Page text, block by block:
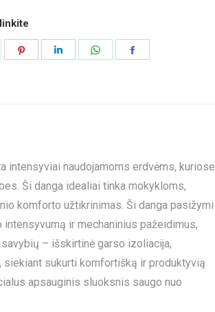
Share
intensyviai naudojamoms erdvėms, kuriose
Ši danga idealiai tinka mokykloms,
komforto užtikrinimas. Ši danga pasižymi
ir mechaninius pažeidimus,
– išskirtinė garso izoliacija,
siekiant sukurti komfortišką ir produktyvią
apsauginis sluoksnis saugo nuo